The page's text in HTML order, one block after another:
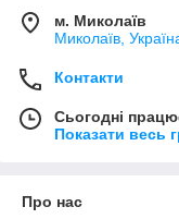
м. Миколаїв
Миколаїв,
Контакти
Сьогодні
Показати весь
Про нас